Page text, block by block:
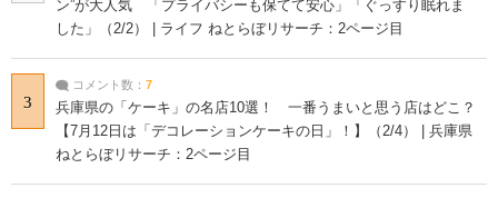
ン”が大人気 「プライバシーも保てて安心」「ぐっすり眠れま
した」（2/2） | ライフ ねとらぼリサーチ：2ページ目
3
コメント数： 7
兵庫県の「ケーキ」の名店10選！ 一番うまいと思う店はどこ？
【7月12日は「デコレーションケーキの日」！】（2/4） | 兵庫県
ねとらぼリサーチ：2ページ目